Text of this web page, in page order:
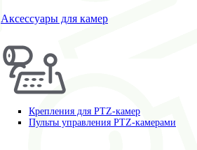
Аксессуары для камер
Крепления для PTZ-камер
Пульты управления PTZ-камерами